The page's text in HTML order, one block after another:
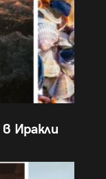
Иракли